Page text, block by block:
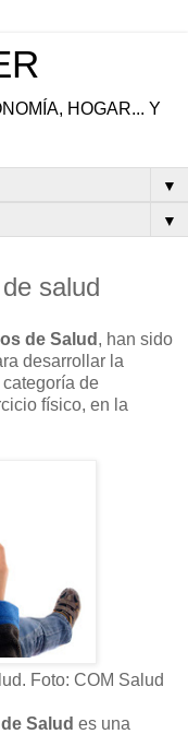
HOGAR... Y
▼
▼
salud
de Salud , han sido
desarrollar la
de
físico, en la
Foto: COM Salud
Salud es una